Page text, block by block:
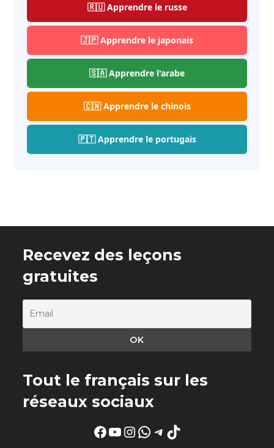
🇷🇺 Apprendre le russe
🇯🇵 Apprendre le japonais
🇸🇦 Apprendre l'arabe
🇨🇳 Apprendre le chinois
🇵🇹 Apprendre le portugais
Recevez des leçons
gratuites
Tout le français sur les
réseaux sociaux
Facebook
YouTube
Instagram
WhatsApp
Telegram
TikTok